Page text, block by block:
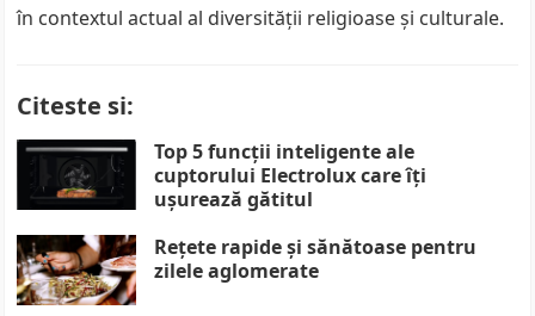
în contextul actual al diversității religioase și culturale.
Citeste si:
Top 5 funcții inteligente ale
cuptorului Electrolux care îți
ușurează gătitul
Rețete rapide și sănătoase pentru
zilele aglomerate